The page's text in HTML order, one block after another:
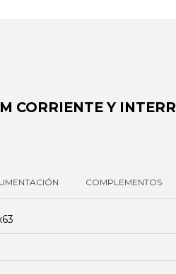
CORRIENTE Y INTERR
COMPLEMENTOS